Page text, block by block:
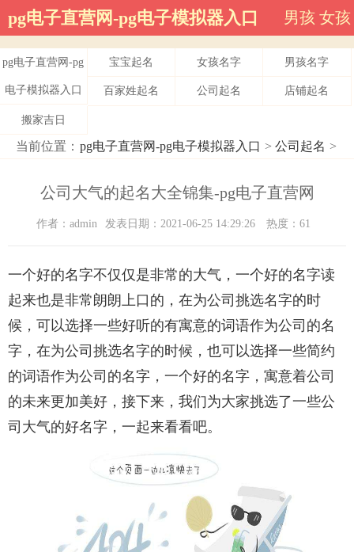
pg电子直营网-pg电子模拟器入口 男孩 女孩
pg电子直营网-pg
电子模拟器入口
宝宝起名 女孩名字 男孩名字
百家姓起名 公司起名 店铺起名
搬家吉日
当前位置： pg电子直营网-pg电子模拟器入口 > 公司起名 >
公司大气的起名大全锦集-pg电子直营网
作者：admin 发表日期：2021-06-25 14:29:26 热度：61
一个好的名字不仅仅是非常的大气，一个好的名字读
起来也是非常朗朗上口的，在为公司挑选名字的时
候，可以选择一些好听的有寓意的词语作为公司的名
字，在为公司挑选名字的时候，也可以选择一些简约
的词语作为公司的名字，一个好的名字，寓意着公司
的未来更加美好，接下来，我们为大家挑选了一些公
司大气的好名字，一起来看看吧。